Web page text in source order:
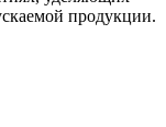
продукции.